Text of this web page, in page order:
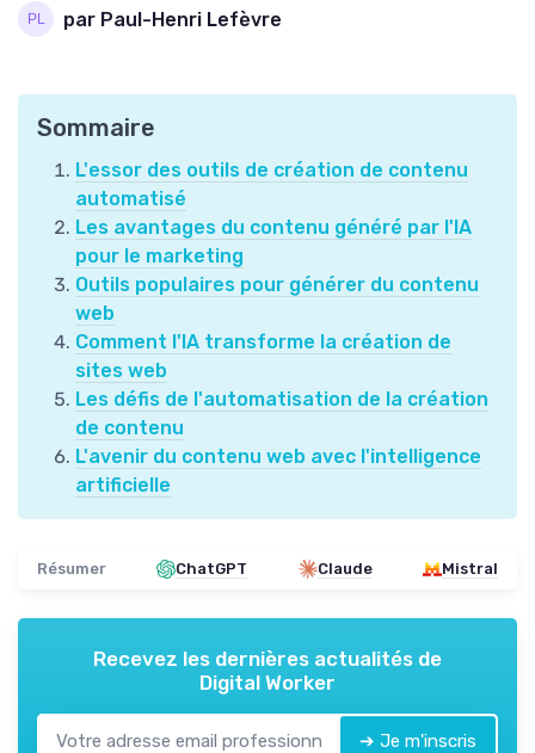
par Paul-Henri Lefèvre
Sommaire
L'essor des outils de création de contenu
automatisé
Les avantages du contenu généré par l'IA
pour le marketing
Outils populaires pour générer du contenu
web
Comment l'IA transforme la création de
sites web
Les défis de l'automatisation de la création
de contenu
L'avenir du contenu web avec l'intelligence
artificielle
Résumer ChatGPT Claude Mistral
Recevez les dernières actualités de
Digital Worker
➔ Je m'inscris